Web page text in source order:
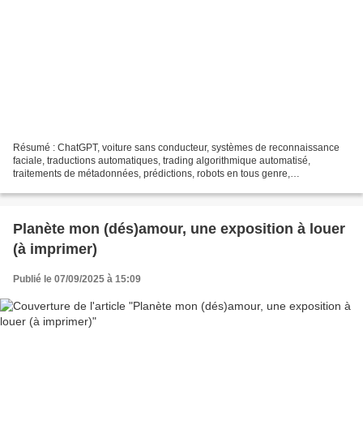
Résumé : ChatGPT, voiture sans conducteur, systèmes de reconnaissance
faciale, traductions automatiques, trading algorithmique automatisé,
traitements de métadonnées, prédictions, robots en tous genre,
Planète mon (dés)amour, une exposition à louer
(à imprimer)
Publié le 07/09/2025 à 15:09